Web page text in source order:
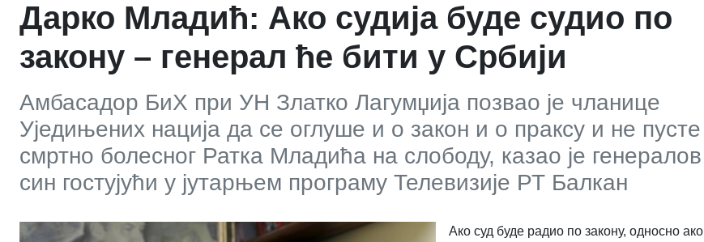
Дарко Младић: Ако судија буде судио по
закону – генерал ће бити у Србији
Амбасадор БиХ при УН Златкo Лагумџијa позвао je чланице
Уједињених нација да се оглуше и о закон и о праксу и не пусте
смртно болесног Ратка Младића на слободу, казао је генералов
син гостујући у јутарњем програму Телевизије РТ Балкан
Ако суд буде радио по закону, односно ако